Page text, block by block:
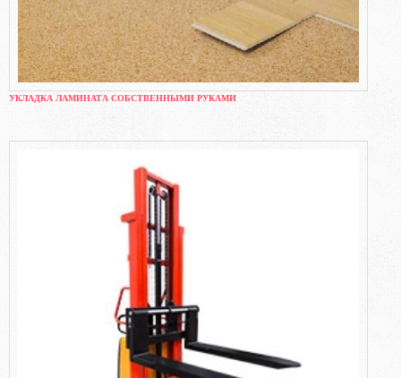
УКЛАДКА ЛАМИНАТА СОБСТВЕННЫМИ РУКАМИ